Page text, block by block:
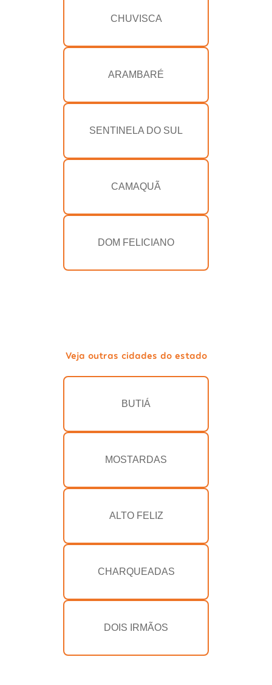
CHUVISCA
ARAMBARÉ
SENTINELA DO SUL
CAMAQUÃ
DOM FELICIANO
Veja outras cidades do estado
BUTIÁ
MOSTARDAS
ALTO FELIZ
CHARQUEADAS
DOIS IRMÃOS